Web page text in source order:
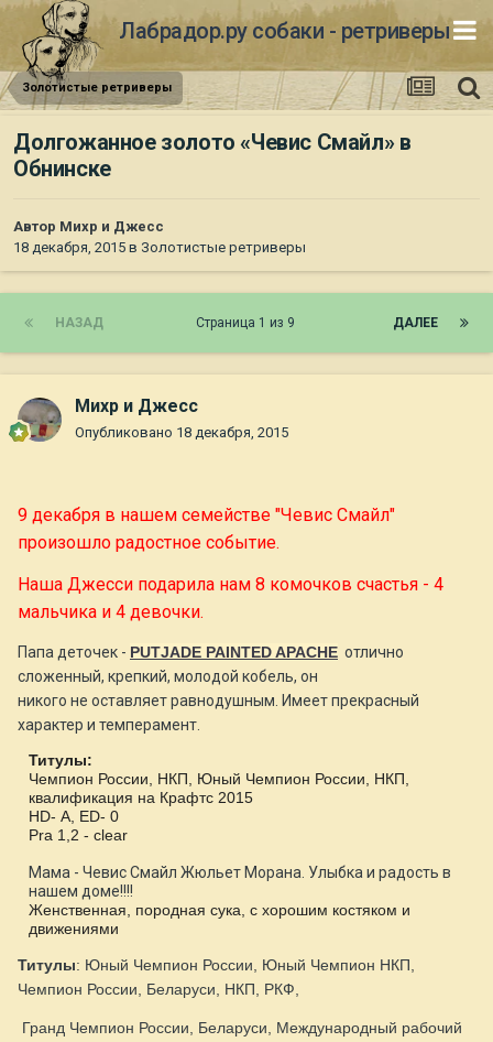
Лабрадор.ру собаки - ретриверы
Золотистые ретриверы
Долгожанное золото «Чевис Смайл» в
Обнинске
Автор Михр и Джесс
18 декабря, 2015 в Золотистые ретриверы
НАЗАД ДАЛЕЕ
Страница 1 из 9
Михр и Джесс
Опубликовано 18 декабря, 2015
9 декабря в нашем семействе "Чевис Смайл"
произошло радостное событие.
Наша Джесси подарила нам 8 комочков счастья - 4
мальчика и 4 девочки.
Папа деточек - PUTJADE PAINTED APACHE отлично
сложенный, крепкий, молодой кобель, он
никого не оставляет равнодушным. Имеет прекрасный
характер и темперамент.
Титулы:
Чемпион России, НКП, Юный Чемпион России, НКП,
квалификация на Крафтс 2015
HD- A, ED- 0
Pra 1,2 - clear
Мама - Чевис Смайл Жюльет Морана. Улыбка и радость в
нашем доме!!!!
Женственная, породная сука, с хорошим костяком и
движениями
Титулы: Юный Чемпион России, Юный Чемпион НКП,
Чемпион России, Беларуси, НКП, РКФ,
Гранд Чемпион России, Беларуси, Международный рабочий